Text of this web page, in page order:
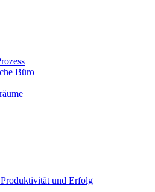
Büro
und Erfolg